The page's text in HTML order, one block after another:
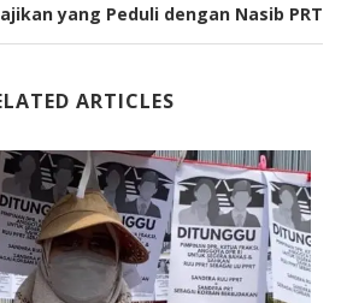
yang Peduli dengan Nasib PRT
ARTICLES